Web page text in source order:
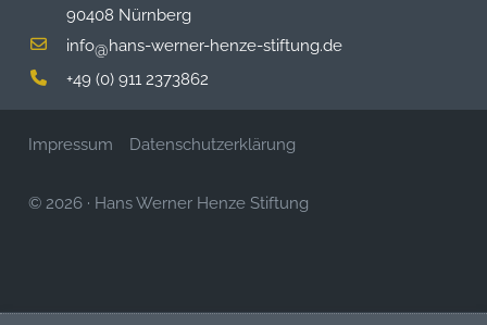
90408 Nürnberg
info@hans-werner-henze-stiftung.de
+49 (0) 911 2373862
Impressum Datenschutzerklärung
© 2026 · Hans Werner Henze Stiftung